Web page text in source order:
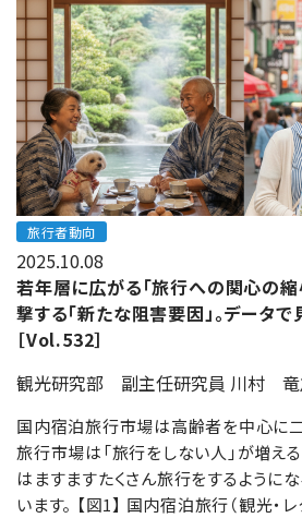
旅行者動向
2025.10.08
若年層に広がる「旅行への関心の縮
撃する「新たな阻害要因」。データ
［Vol.532］
観光研究部 副主任研究員 川村 竜
国内宿泊旅行市場は高齢者を中心に
旅行市場は「旅行をしない人」が増える
はますますたくさん旅行をするように
います。 【図1】 国内宿泊旅行（観光・